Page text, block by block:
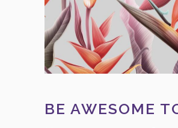
BE AWESOME